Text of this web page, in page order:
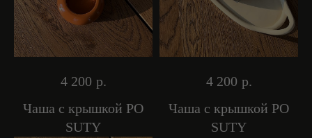
4 200 р.
Чаша с крышкой PO
SUTY
4 200 р.
Чаша с крышкой PO
SUTY